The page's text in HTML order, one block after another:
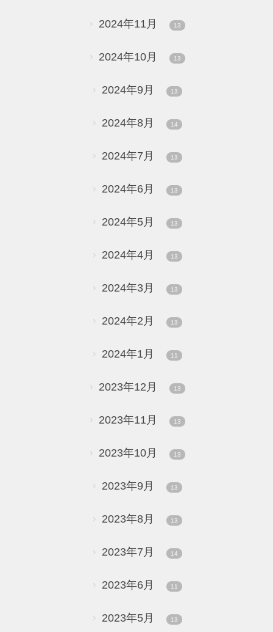
2024年11月 13
2024年10月 13
2024年9月 13
2024年8月 14
2024年7月 13
2024年6月 13
2024年5月 13
2024年4月 13
2024年3月 13
2024年2月 13
2024年1月 11
2023年12月 13
2023年11月 13
2023年10月 13
2023年9月 13
2023年8月 13
2023年7月 14
2023年6月 11
2023年5月 13